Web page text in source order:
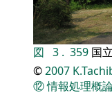
図 3 . 359 国
©2007
⑫情報処理概